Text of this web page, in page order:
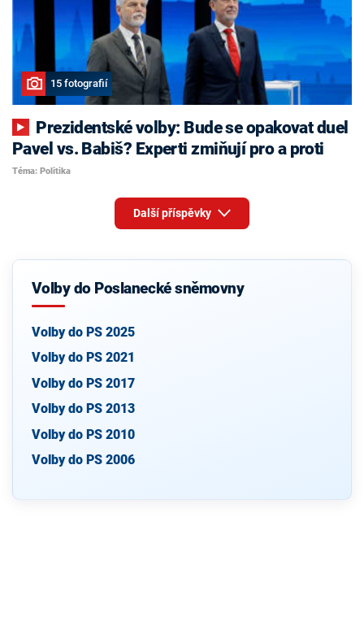
15 fotografií
Pavel vs. Babiš? Experti zmiňují pro a proti
Téma: Politika
Další příspěvky
Volby do Poslanecké sněmovny
Volby do PS 2025
Volby do PS 2021
Volby do PS 2017
Volby do PS 2013
Volby do PS 2010
Volby do PS 2006